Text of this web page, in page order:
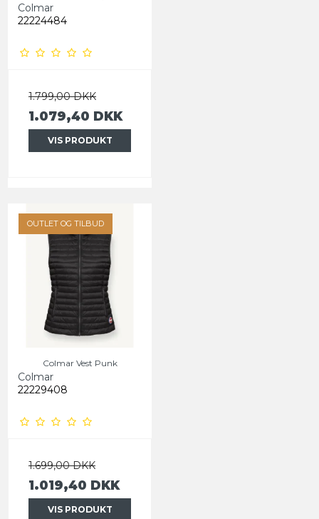
Colmar
22224484
1.799,00 DKK
1.079,40 DKK
VIS PRODUKT
OUTLET OG TILBUD
Colmar Vest Punk
Colmar
22229408
1.699,00 DKK
1.019,40 DKK
VIS PRODUKT